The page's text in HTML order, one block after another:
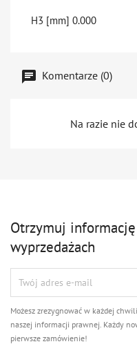
H3 [mm] 0.000
Komentarze (0)
Na razie nie
Otrzymuj
wyprzedażach
Możesz zrezygnować w każdej
naszej informacji prawnej. Każdy
pierwsze zamówienie!